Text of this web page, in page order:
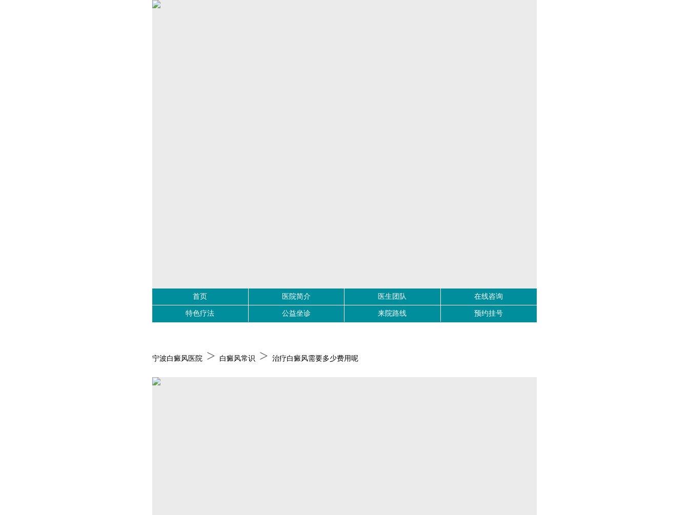
首页 医院简介 医生团队 在线咨询
特色疗法 公益坐诊 来院路线 预约挂号
宁波白癜风医院 > 白癜风常识 > 治疗白癜风需要多少费用呢